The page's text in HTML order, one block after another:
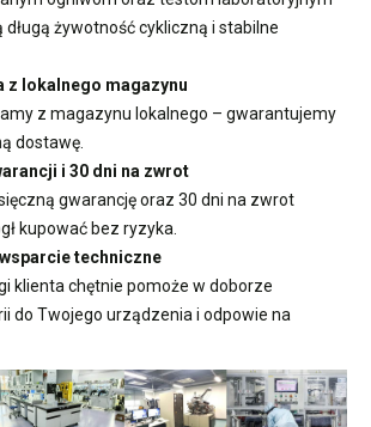
żywotność cykliczną i stabilne
z lokalnego magazynu
z magazynu lokalnego – gwarantujemy
dostawę.
i 30 dni na zwrot
gwarancję oraz 30 dni na zwrot
kupować bez ryzyka.
techniczne
klienta chętnie pomoże w doborze
do Twojego urządzenia i odpowie na